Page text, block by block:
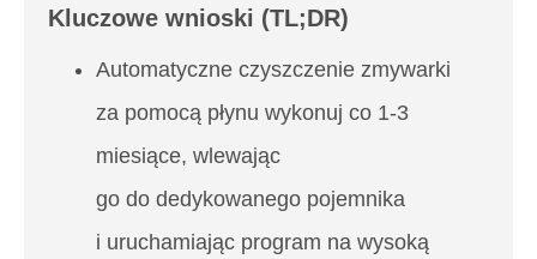
Kluczowe wnioski (TL;DR)
Automatyczne czyszczenie zmywarki
za pomocą płynu wykonuj co 1-3
miesiące, wlewając
go do dedykowanego pojemnika
i uruchamiając program na wysoką